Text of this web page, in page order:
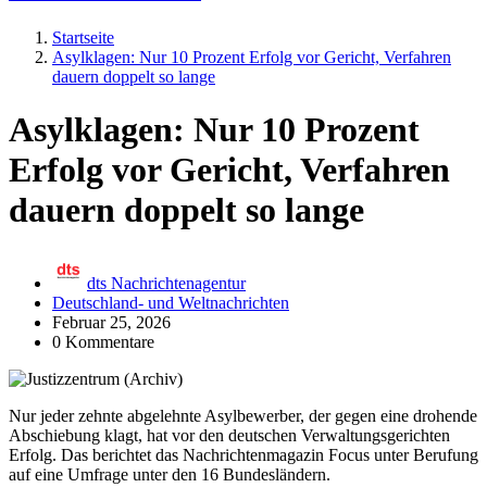
Startseite
Asylklagen: Nur 10 Prozent Erfolg vor Gericht, Verfahren
dauern doppelt so lange
Asylklagen: Nur 10 Prozent
Erfolg vor Gericht, Verfahren
dauern doppelt so lange
dts Nachrichtenagentur
Deutschland- und Weltnachrichten
Februar 25, 2026
0 Kommentare
Nur jeder zehnte abgelehnte Asylbewerber, der gegen eine drohende
Abschiebung klagt, hat vor den deutschen Verwaltungsgerichten
Erfolg. Das berichtet das Nachrichtenmagazin Focus unter Berufung
auf eine Umfrage unter den 16 Bundesländern.